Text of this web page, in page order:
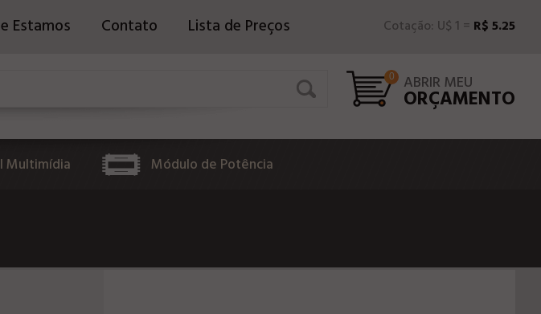
Estamos Contato Lista de Preços Cotação: U$ 1 = R$ 5.25
0 ABRIR MEU
ORÇAMENTO
Multimídia Módulo de Potência